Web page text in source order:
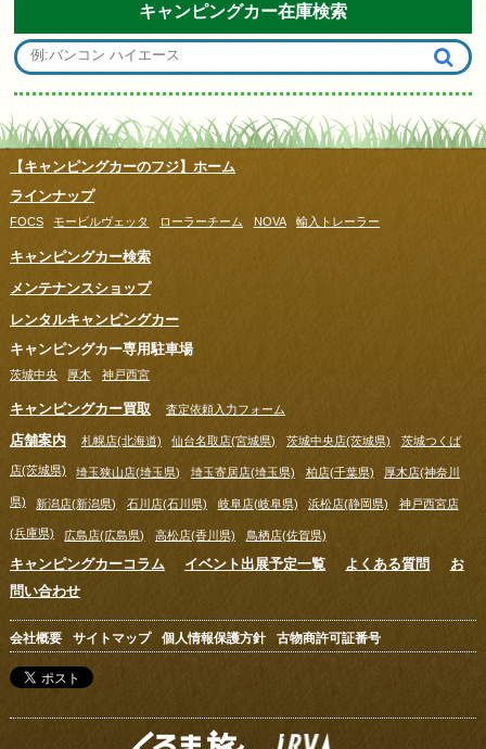
キャンピングカー在庫検索
【キャンピングカーのフジ】ホーム
ラインナップ
FOCS モービルヴェッタ ローラーチーム NOVA 輸入トレーラー
キャンピングカー検索
メンテナンスショップ
レンタルキャンピングカー
キャンピングカー専用駐車場
茨城中央 厚木 神戸西宮
キャンピングカー買取 査定依頼入力フォーム
店舗案内 札幌店(北海道) 仙台名取店(宮城県) 茨城中央店(茨城県) 茨城つくば
店(茨城県) 埼玉狭山店(埼玉県) 埼玉寄居店(埼玉県) 柏店(千葉県) 厚木店(神奈川
県) 新潟店(新潟県) 石川店(石川県) 岐阜店(岐阜県) 浜松店(静岡県) 神戸西宮店
(兵庫県) 広島店(広島県) 高松店(香川県) 鳥栖店(佐賀県)
キャンピングカーコラム イベント出展予定一覧 よくある質問
お
問い合わせ
会社概要 サイトマップ 個人情報保護方針 古物商許可証番号